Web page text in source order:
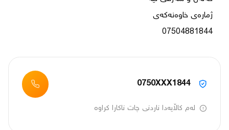
07504881844‪
0750XXX1844
لەم کاڵایەدا ناردنی چات ناکارا کراوە